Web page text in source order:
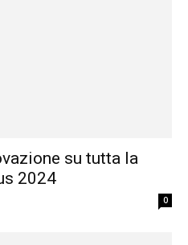
su tutta la
2024
0